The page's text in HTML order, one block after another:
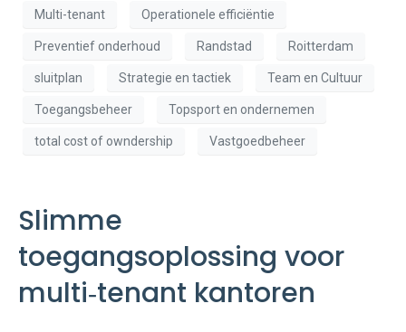
Multi-tenant Operationele efficiëntie
Preventief onderhoud Randstad Roitterdam
sluitplan Strategie en tactiek Team en Cultuur
Toegangsbeheer Topsport en ondernemen
total cost of owndership Vastgoedbeheer
Slimme
toegangsoplossing voor
multi‑tenant kantoren